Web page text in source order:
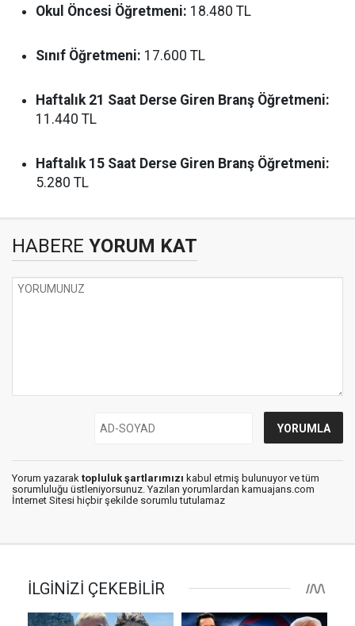
Okul Öncesi Öğretmeni: 18.480 TL
Sınıf Öğretmeni: 17.600 TL
Haftalık 21 Saat Derse Giren Branş Öğretmeni:
11.440 TL
Haftalık 15 Saat Derse Giren Branş Öğretmeni:
5.280 TL
HABERE YORUM KAT
Yorum yazarak topluluk şartlarımızı kabul etmiş bulunuyor ve tüm
sorumluluğu üstleniyorsunuz. Yazılan yorumlardan kamuajans.com
İnternet Sitesi hiçbir şekilde sorumlu tutulamaz